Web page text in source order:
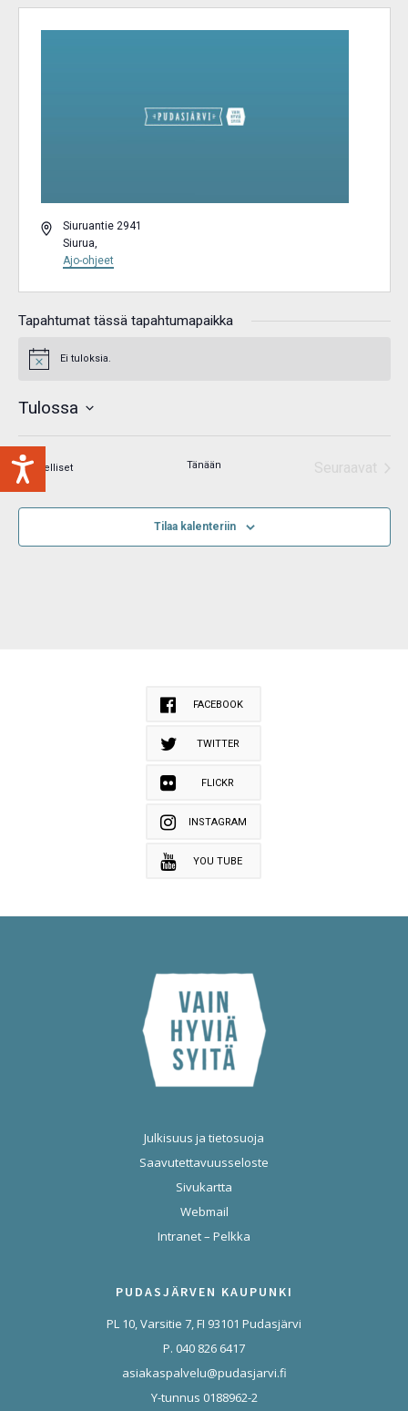
OsoiteSiuruantie 2941
Siurua,
Ajo-ohjeet
Tapahtumat tässä tapahtumapaikka
Notice Ei tuloksia.
Tulossa
Valitse
päivä.EdellisetTapahtumat Tänään
Seuraavat
Tilaa kalenteriin
FACEBOOK
TWITTER
FLICKR
INSTAGRAM
YOU TUBE
Julkisuus ja tietosuoja
Saavutettavuusseloste
Sivukartta
Webmail
Intranet – Pelkka
PUDASJÄRVEN KAUPUNKI
PL 10, Varsitie 7, FI 93101 Pudasjärvi
P. 040 826 6417
asiakaspalvelu@pudasjarvi.fi
Y-tunnus 0188962-2